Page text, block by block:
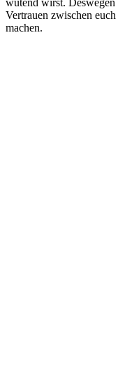
Vertrauen zwischen
machen.